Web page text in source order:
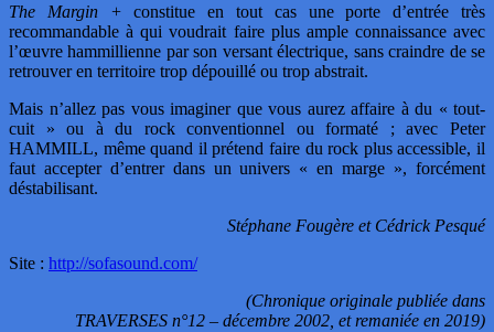
The Margin + constitue en tout cas une porte d’entrée très
recommandable à qui voudrait faire plus ample connaissance avec
l’œuvre hammillienne par son versant électrique, sans craindre de se
retrouver en territoire trop dépouillé ou trop abstrait.
Mais n’allez pas vous imaginer que vous aurez affaire à du « tout-
cuit » ou à du rock conventionnel ou formaté ; avec Peter
HAMMILL, même quand il prétend faire du rock plus accessible, il
faut accepter d’entrer dans un univers « en marge », forcément
déstabilisant.
Stéphane Fougère et Cédrick Pesqué
Site : http://sofasound.com/
(Chronique originale publiée dans
TRAVERSES n°12 – décembre 2002, et remaniée en 2019)